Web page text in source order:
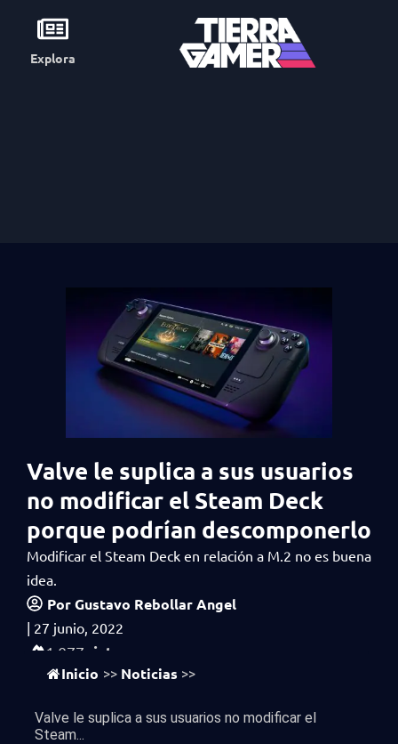
Explora
Valve le suplica a sus usuarios
no modificar el Steam Deck
porque podrían descomponerlo
Modificar el Steam Deck en relación a M.2 no es buena
idea.
PorGustavo Rebollar Angel
| 27 junio, 2022
1,077 vistas
Inicio >> Noticias >>
Valve le suplica a sus usuarios no modificar el
Steam...